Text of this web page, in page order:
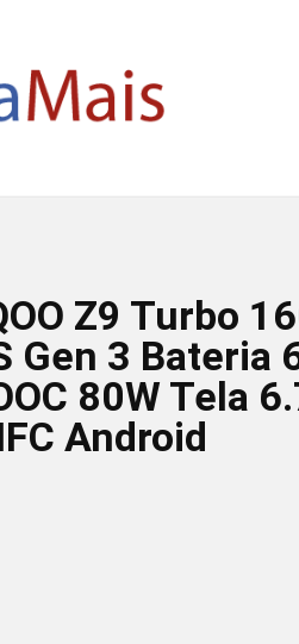
Z9 Turbo
Gen 3 Bateria
80W Tela
Android